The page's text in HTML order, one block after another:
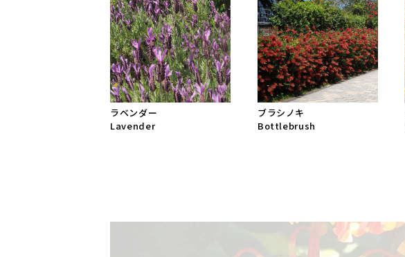
ラベンダー
Lavender
ブラシノキ
Bottlebrush